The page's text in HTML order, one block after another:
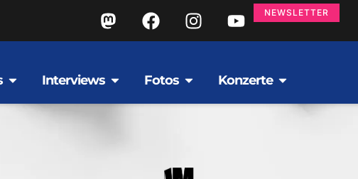
NEWSLETTER
Interviews Fotos Konzerte